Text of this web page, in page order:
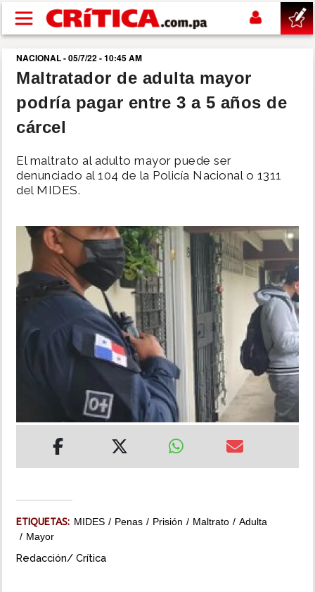
Pasar al contenido principal
buscar
SUCESOS
POLÍTICA
DEPORTES
MUNDO
IMPRESO
NACIONAL - 05/7/22 - 10:45 AM
Maltratador de adulta mayor
podría pagar entre 3 a 5 años de
cárcel
El maltrato al adulto mayor puede ser
denunciado al 104 de la Policía Nacional o 1311
del MIDES.
ETIQUETAS: MIDES Penas Prisión Maltrato
Adulta
Mayor
Redacción/ Crítica